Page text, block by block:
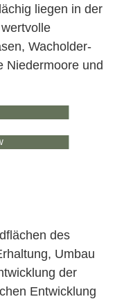
liegen in der
Wacholder-
Niedermoore und
des
Umbau
der
Entwicklung